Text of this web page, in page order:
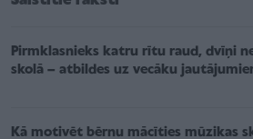
Pirmklasnieks katru rītu raud, dvīņi
skolā – atbildes uz vecāku
Kā motivēt bērnu mācīties mūzikas